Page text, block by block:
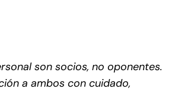
son socios, no oponentes.
a ambos con cuidado,